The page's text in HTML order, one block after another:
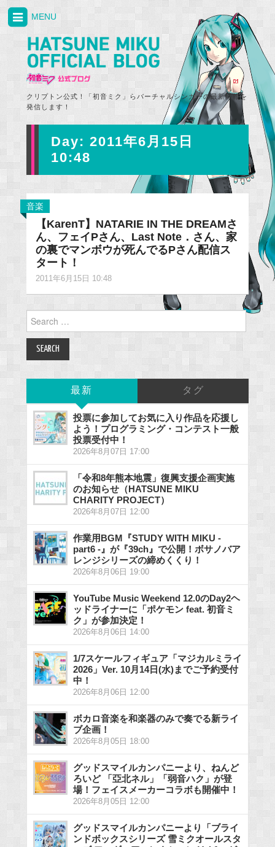
クリプトン公式！「初音ミク」らバーチャルシンガーの最新情報を
発信します！
MENU
Day: 2011年6月15日
10:48
音楽
【KarenT】NATARIE IN THE DREAMさ
ん、フェイPさん、Last Note．さん、家
の裏でマンボウが死んでるPさん配信ス
タート！
2011年6月15日 10:48
Search
for:
最新 タグ
投票に参加してお気に入り作品を応援し
よう！プログラミング・コンテスト一般
投票受付中！
2026年8月07日 17:00
「令和8年熊本地震」復興支援企画実施
のお知らせ（HATSUNE MIKU
CHARITY PROJECT）
2026年8月07日 12:00
作業用BGM『STUDY WITH MIKU -
part6 -』が『39ch』で公開！ボサノバア
レンジシリーズの締めくくり！
2026年8月06日 19:00
YouTube Music Weekend 12.0のDay2ヘ
ッドライナーに「ポケモン feat. 初音ミ
ク」が参加決定！
2026年8月06日 14:00
1/7スケールフィギュア「マジカルミライ
2026」Ver. 10月14日(水)までご予約受付
中！
2026年8月06日 12:00
ボカロ音楽を和楽器のみで奏でる新ライ
ブ企画！
2026年8月05日 18:00
グッドスマイルカンパニーより、ねんど
ろいど 「亞北ネル」「弱音ハク」が登
場！フェイスメーカーコラボも開催中！
2026年8月05日 12:00
グッドスマイルカンパニーより「ブライ
ンドボックスシリーズ 雪ミクオールスタ